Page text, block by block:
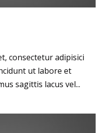
consectetur adipisici
ut labore et
sagittis lacus vel...